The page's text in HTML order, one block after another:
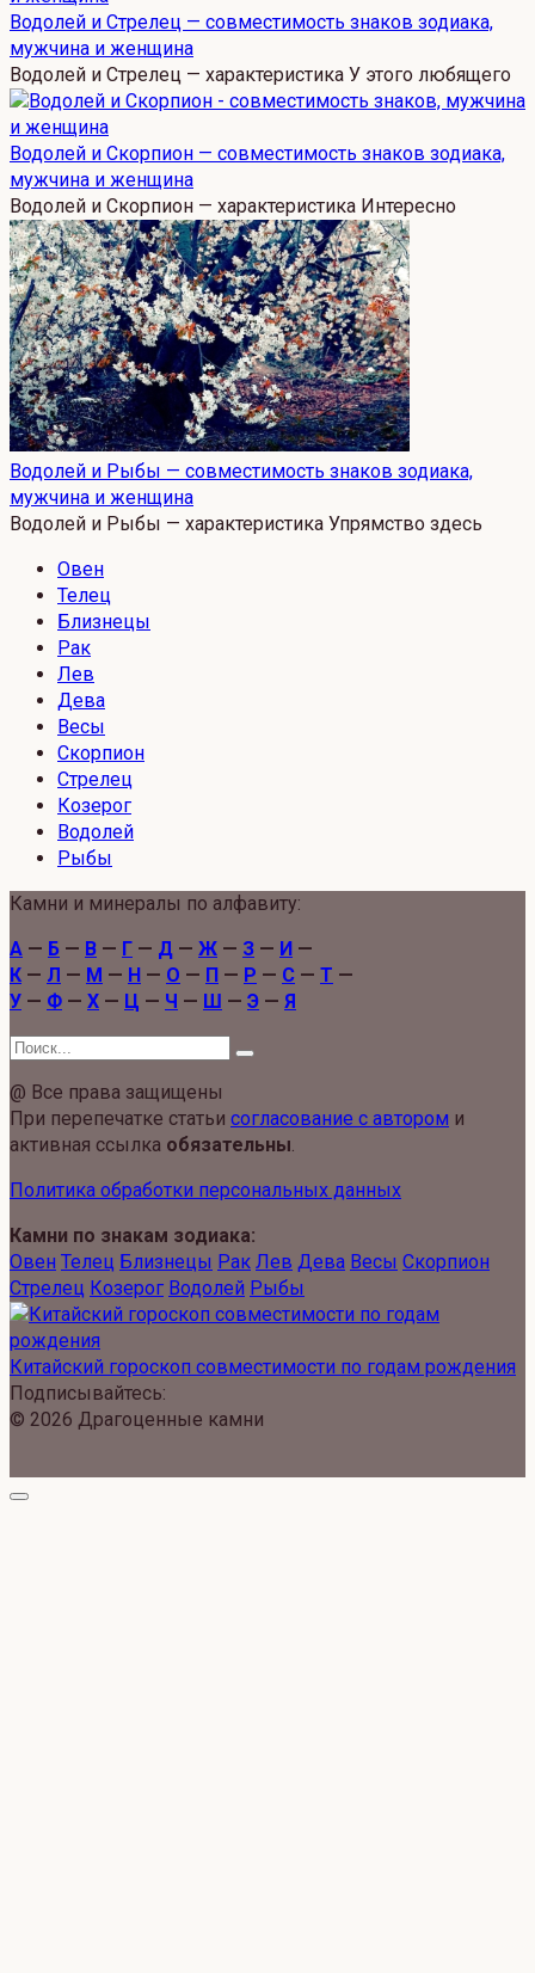
Водолей и Стрелец — совместимость знаков зодиака,
мужчина и женщина
Водолей и Стрелец — характеристика У этого любящего
Водолей и Скорпион — совместимость знаков зодиака,
мужчина и женщина
Водолей и Скорпион — характеристика Интересно
Водолей и Рыбы — совместимость знаков зодиака,
мужчина и женщина
Водолей и Рыбы — характеристика Упрямство здесь
Овен
Телец
Близнецы
Рак
Лев
Дева
Весы
Скорпион
Стрелец
Козерог
Водолей
Рыбы
Камни и минералы по алфавиту:
А — Б — В — Г — Д — Ж — З — И —
К — Л — М — Н — О — П — Р — С — Т —
У — Ф — Х — Ц — Ч — Ш — Э — Я
Search
@ Все права защищены
При перепечатке статьи согласование с автором и
активная ссылка обязательны.
Политика обработки персональных данных
Камни по знакам зодиака:
Овен Телец Близнецы Рак Лев Дева Весы Скорпион
Стрелец Козерог Водолей Рыбы
Китайский гороскоп совместимости по годам рождения
Подписывайтесь:
© 2026 Драгоценные камни